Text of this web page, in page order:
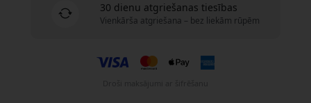
30 dienu atgriešanas tiesības
Vienkārša atgriešana – bez liekām rūpēm